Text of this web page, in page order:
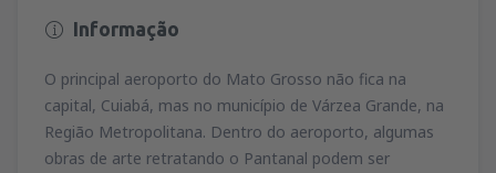
Informação
O principal aeroporto do Mato Grosso não fica na
capital, Cuiabá, mas no município de Várzea Grande, na
Região Metropolitana. Dentro do aeroporto, algumas
obras de arte retratando o Pantanal podem ser